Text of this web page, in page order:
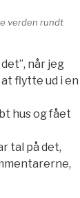
verden rundt
når jeg
flytte ud i en
hus og fået
tal på det,